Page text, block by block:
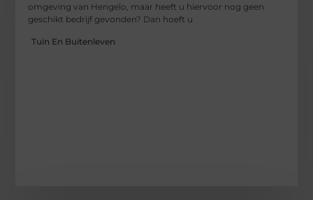
omgeving van Hengelo, maar heeft u hiervoor nog geen
geschikt bedrijf gevonden? Dan hoeft u
Tuin En Buitenleven